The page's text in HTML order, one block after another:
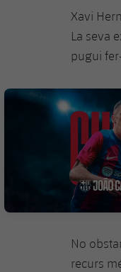
Xavi
La seva
pugui
FC Barcelona club badge
No
recurs